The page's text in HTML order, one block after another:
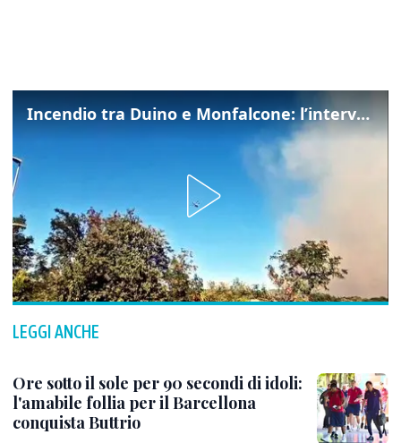
Incendio tra Duino e Monfalcone: l’intervento dei vigili del fuoco
LEGGI ANCHE
Ore sotto il sole per 90 secondi di idoli:
l'amabile follia per il Barcellona
conquista Buttrio